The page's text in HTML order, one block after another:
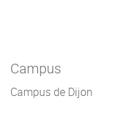
Campus
Campus de Dijon